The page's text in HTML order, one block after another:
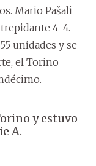
Mario Pašali
4-4.
unidades y se
el Torino
y estuvo
A.